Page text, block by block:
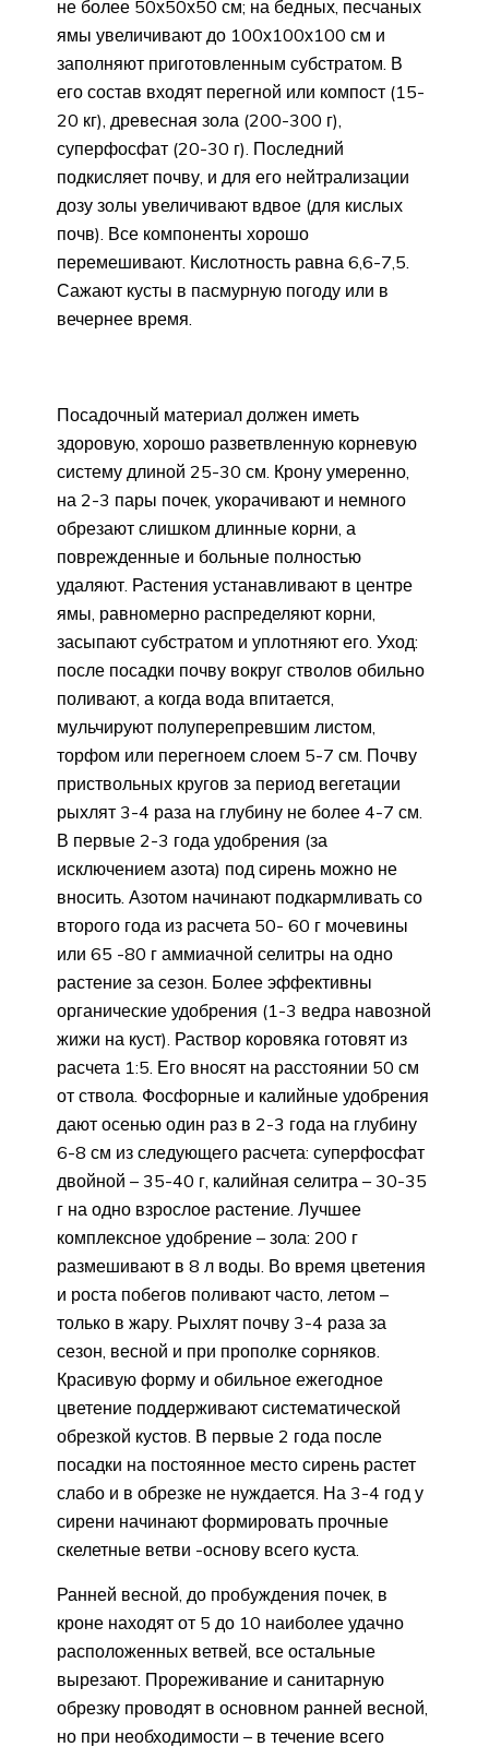
не более 50х50х50 см; на бедных, песчаных
ямы увеличивают до 100х100х100 см и
заполняют приготовленным субстратом. В
его состав входят перегной или компост (15-
20 кг), древесная зола (200-300 г),
суперфосфат (20-30 г). Последний
подкисляет почву, и для его нейтрализации
дозу золы увеличивают вдвое (для кислых
почв). Все компоненты хорошо
перемешивают. Кислотность равна 6,6-7,5.
Сажают кусты в пасмурную погоду или в
вечернее время.
Посадочный материал должен иметь
здоровую, хорошо разветвленную корневую
систему длиной 25-30 см. Крону умеренно,
на 2-3 пары почек, укорачивают и немного
обрезают слишком длинные корни, а
поврежденные и больные полностью
удаляют. Растения устанавливают в центре
ямы, равномерно распределяют корни,
засыпают субстратом и уплотняют его. Уход:
после посадки почву вокруг стволов обильно
поливают, а когда вода впитается,
мульчируют полуперепревшим листом,
торфом или перегноем слоем 5-7 см. Почву
приствольных кругов за период вегетации
рыхлят 3-4 раза на глубину не более 4-7 см.
В первые 2-3 года удобрения (за
исключением азота) под сирень можно не
вносить. Азотом начинают подкармливать со
второго года из расчета 50- 60 г мочевины
или 65 -80 г аммиачной селитры на одно
растение за сезон. Более эффективны
органические удобрения (1-3 ведра навозной
жижи на куст). Раствор коровяка готовят из
расчета 1:5. Его вносят на расстоянии 50 см
от ствола. Фосфорные и калийные удобрения
дают осенью один раз в 2-3 года на глубину
6-8 см из следующего расчета: суперфосфат
двойной – 35-40 г, калийная селитра – 30-35
г на одно взрослое растение. Лучшее
комплексное удобрение – зола: 200 г
размешивают в 8 л воды. Во время цветения
и роста побегов поливают часто, летом –
только в жару. Рыхлят почву 3-4 раза за
сезон, весной и при прополке сорняков.
Красивую форму и обильное ежегодное
цветение поддерживают систематической
обрезкой кустов. В первые 2 года после
посадки на постоянное место сирень растет
слабо и в обрезке не нуждается. На 3-4 год у
сирени начинают формировать прочные
скелетные ветви -основу всего куста.
Ранней весной, до пробуждения почек, в
кроне находят от 5 до 10 наиболее удачно
расположенных ветвей, все остальные
вырезают. Прореживание и санитарную
обрезку проводят в основном ранней весной,
но при необходимости – в течение всего